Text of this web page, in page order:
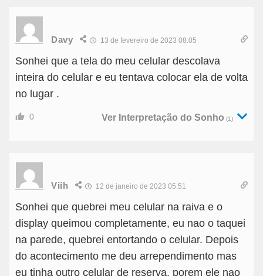
Davy 13 de fevereiro de 2023 08:05
Sonhei que a tela do meu celular descolava
inteira do celular e eu tentava colocar ela de volta
no lugar .
0 Ver Interpretação do Sonho (1)
Viih 12 de janeiro de 2023 05:51
Sonhei que quebrei meu celular na raiva e o
display queimou completamente, eu nao o taquei
na parede, quebrei entortando o celular. Depois
do acontecimento me deu arrependimento mas
eu tinha outro celular de reserva, porem ele nao